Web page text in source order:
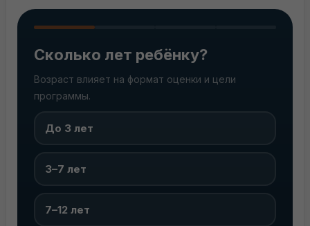
Сколько лет ребёнку?
Возраст влияет на формат оценки и цели
программы.
До 3 лет
3–7 лет
7–12 лет